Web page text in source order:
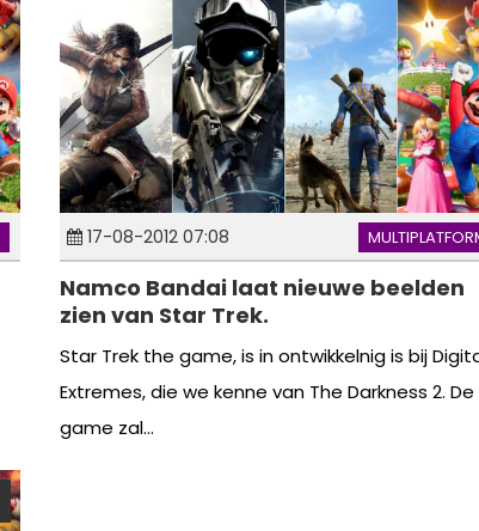
17-08-2012 07:08
Namco Bandai laat nieuwe beelden
zien van Star Trek.
Star Trek the game, is in ontwikkelnig is bij
Extremes, die we kenne van The Darkness 2. De
game zal...